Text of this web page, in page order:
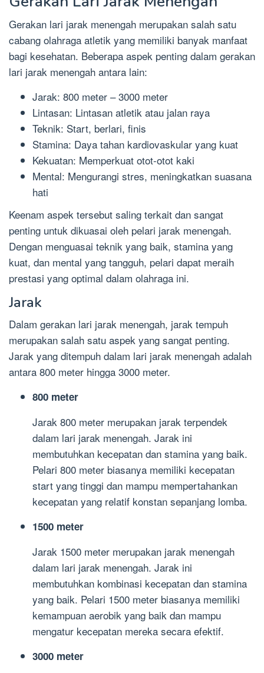
Gerakan lari jarak menengah merupakan salah satu
cabang olahraga atletik yang memiliki banyak manfaat
bagi kesehatan. Beberapa aspek penting dalam gerakan
lari jarak menengah antara lain:
Jarak: 800 meter – 3000 meter
Lintasan: Lintasan atletik atau jalan raya
Teknik: Start, berlari, finis
Stamina: Daya tahan kardiovaskular yang kuat
Kekuatan: Memperkuat otot-otot kaki
Mental: Mengurangi stres, meningkatkan suasana
hati
Keenam aspek tersebut saling terkait dan sangat
penting untuk dikuasai oleh pelari jarak menengah.
Dengan menguasai teknik yang baik, stamina yang
kuat, dan mental yang tangguh, pelari dapat meraih
prestasi yang optimal dalam olahraga ini.
Jarak
Dalam gerakan lari jarak menengah, jarak tempuh
merupakan salah satu aspek yang sangat penting.
Jarak yang ditempuh dalam lari jarak menengah adalah
antara 800 meter hingga 3000 meter.
800 meter
Jarak 800 meter merupakan jarak terpendek
dalam lari jarak menengah. Jarak ini
membutuhkan kecepatan dan stamina yang baik.
Pelari 800 meter biasanya memiliki kecepatan
start yang tinggi dan mampu mempertahankan
kecepatan yang relatif konstan sepanjang lomba.
1500 meter
Jarak 1500 meter merupakan jarak menengah
dalam lari jarak menengah. Jarak ini
membutuhkan kombinasi kecepatan dan stamina
yang baik. Pelari 1500 meter biasanya memiliki
kemampuan aerobik yang baik dan mampu
mengatur kecepatan mereka secara efektif.
3000 meter